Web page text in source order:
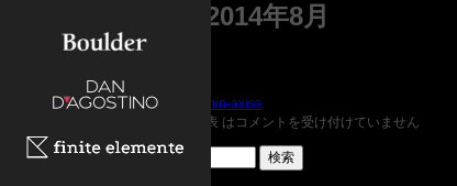
2014年8月
2014年8月28日 作成者:
admin-axiss
EXOGAL 価格表 は コメントを受け付けていません
検索: